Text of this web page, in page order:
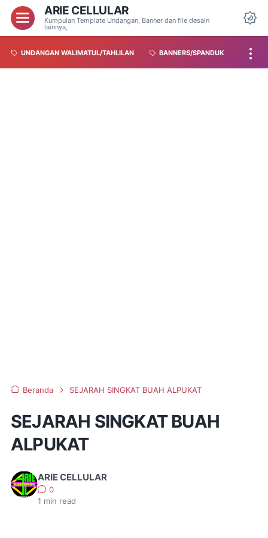
ARIE CELLULAR
Kumpulan Template Undangan, Banner dan file desain
lainnya,
UNDANGAN WALIMATUL/TAHLILAN BANNERS/SPANDUK
Beranda SEJARAH SINGKAT BUAH ALPUKAT
SEJARAH SINGKAT BUAH
ALPUKAT
ARIE CELLULAR
0
1 min read